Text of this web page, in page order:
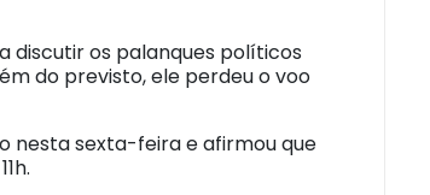
discutir os palanques políticos
do previsto, ele perdeu o voo
nesta sexta-feira e afirmou que